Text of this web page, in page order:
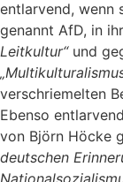
entlarvend, wenn
genannt AfD, in
Leitkultur“ und
verschriemelten
Ebenso
von Björn Höcke
deutschen